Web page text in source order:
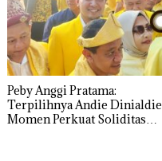
Peby Anggi Pratama:
Terpilihnya Andie Dinialdie
Momen Perkuat Soliditas